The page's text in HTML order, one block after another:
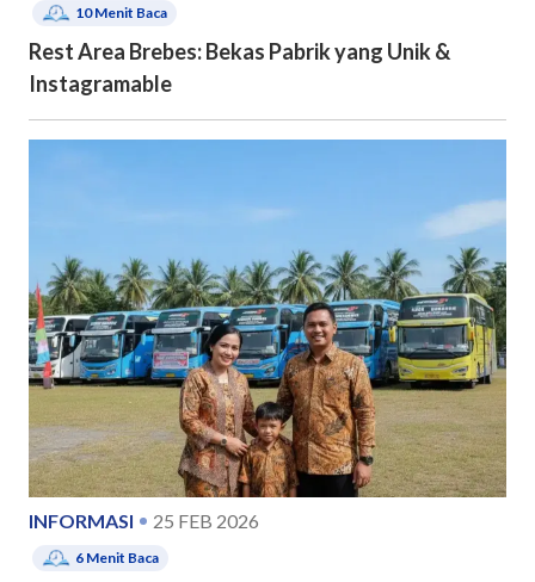
10Menit Baca
Rest Area Brebes: Bekas Pabrik yang Unik &
Instagramable
INFORMASI 25 FEB 2026
6 Menit Baca